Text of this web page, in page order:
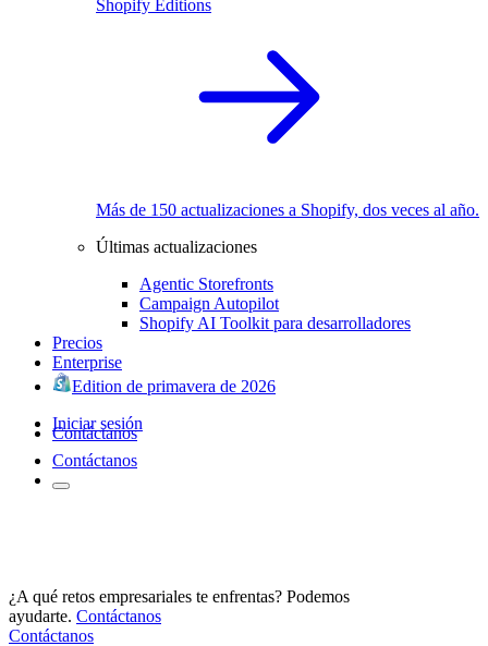
Shopify Editions
Más de 150 actualizaciones a Shopify, dos veces al año.
Últimas actualizaciones
Agentic Storefronts
Campaign Autopilot
Shopify AI Toolkit para desarrolladores
Precios
Enterprise
Edition de primavera de 2026
Iniciar sesión
Contáctanos
Contáctanos
¿A qué retos empresariales te enfrentas? Podemos
ayudarte. Contáctanos
Contáctanos